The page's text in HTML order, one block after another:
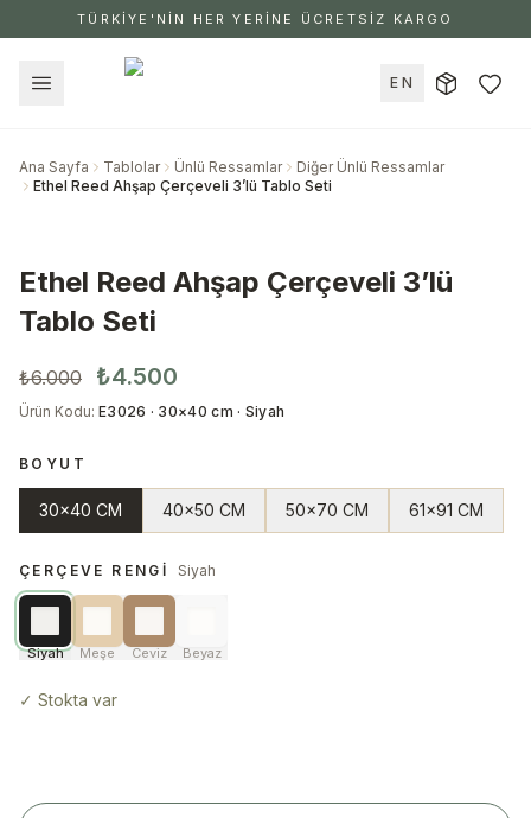
TÜRKİYE'NİN HER YERİNE ÜCRETSİZ KARGO
EN
Ana Sayfa Tablolar Ünlü Ressamlar
Diğer Ünlü Ressamlar
Ethel Reed Ahşap Çerçeveli 3’lü Tablo Seti
Ethel Reed Ahşap Çerçeveli 3’lü
Tablo Seti
₺6.000 ₺4.500
Ürün Kodu: E3026 · 30×40 cm · Siyah
BOYUT
30x40 CM 40x50 CM 50x70 CM 61x91 CM
ÇERÇEVE RENGI Siyah
Siyah Meşe Ceviz Beyaz
✓ Stokta var